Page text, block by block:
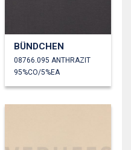
BÜNDCHEN
08766.095 ANTHRAZIT
95%CO/5%EA